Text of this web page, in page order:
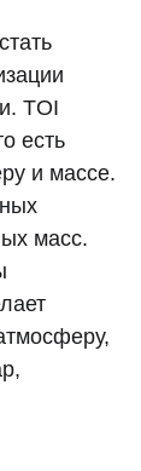
TOI
есть
и массе.
масс.